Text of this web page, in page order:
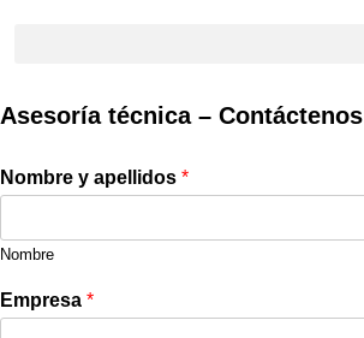
Asesoría técnica – Contáctenos
Nombre y apellidos *
Nombre
Empresa *